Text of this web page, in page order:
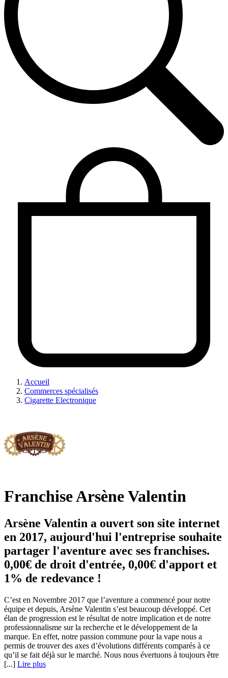
Accueil
Commerces spécialisés
Cigarette Electronique
Franchise Arsène Valentin
Arsène Valentin a ouvert son site internet
en 2017, aujourd'hui l'entreprise souhaite
partager l'aventure avec ses franchises.
0,00€ de droit d'entrée, 0,00€ d'apport et
1% de redevance !
C’est en Novembre 2017 que l’aventure a commencé pour notre
équipe et depuis, Arsène Valentin s’est beaucoup développé. Cet
élan de progression est le résultat de notre implication et de notre
professionnalisme sur la recherche et le développement de la
marque. En effet, notre passion commune pour la vape nous a
permis de trouver des axes d’évolutions différents comparés à ce
qu’il se fait déjà sur le marché. Nous nous évertuons à toujours être
[...] Lire plus